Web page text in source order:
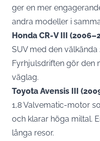
ger en mer
andra modeller i
Honda CR-V III
SUV med den
Fyrhjulsdriften gör den
väglag.
Toyota Avensis III
1,8 Valvematic-motor
och klarar höga miltal.
långa resor.